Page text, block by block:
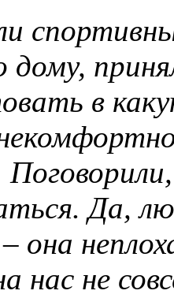
дому,
в
Да,
она
нас не